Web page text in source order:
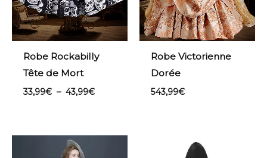
Robe Rockabilly
Tête de Mort
33,99€ – 43,99€
Robe Victorienne
Dorée
543,99€